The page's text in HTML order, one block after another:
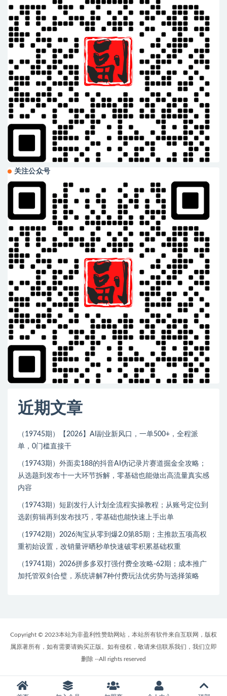
关注公众号
近期文章
（19745期）【2026】AI副业新风口，一单500+，全程派
单，0门槛直接干
（19743期）外面卖188的抖音AI伪记录片赛道掘金全攻略；
从选题到发布十一大环节拆解，零基础也能做出高流量真实感
内容
（19743期）短剧发行人计划全流程实操教程；从账号定位到
选剧剪辑再到发布技巧，零基础也能快速上手出单
（19742期）2026淘宝从零到爆2.0第85期；主推款五项高权
重初始设置，改销量评晒秒单快速破零积累基础权重
（19741期）2026拼多多双打强付费全攻略-62期；成本推广
加托管双剑合璧，系统讲解7种付费玩法优劣势与选择策略
Copyright © 2023本站为非盈利性赞助网站，本站所有软件来自互联网，版权
属原著所有，如有需要请购买正版。如有侵权，敬请来信联系我们，我们立即
删除 --All rights reserved